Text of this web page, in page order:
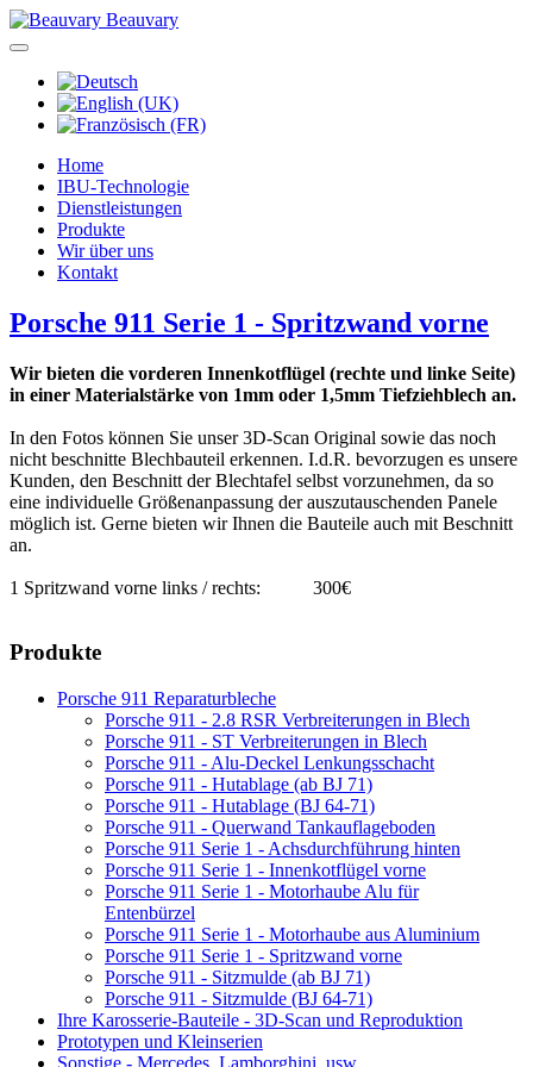
Beauvary
Home
IBU-Technologie
Dienstleistungen
Produkte
Wir über uns
Kontakt
Porsche 911 Serie 1 - Spritzwand vorne
Wir bieten die vorderen Innenkotflügel (rechte und linke Seite)
in einer Materialstärke von 1mm oder 1,5mm Tiefziehblech an.
In den Fotos können Sie unser 3D-Scan Original sowie das noch
nicht beschnitte Blechbauteil erkennen. I.d.R. bevorzugen es unsere
Kunden, den Beschnitt der Blechtafel selbst vorzunehmen, da so
eine individuelle Größenanpassung der auszutauschenden Panele
möglich ist. Gerne bieten wir Ihnen die Bauteile auch mit Beschnitt
an.
1 Spritzwand vorne links / rechts: 300€
Produkte
Porsche 911 Reparaturbleche
Porsche 911 - 2.8 RSR Verbreiterungen in Blech
Porsche 911 - ST Verbreiterungen in Blech
Porsche 911 - Alu-Deckel Lenkungsschacht
Porsche 911 - Hutablage (ab BJ 71)
Porsche 911 - Hutablage (BJ 64-71)
Porsche 911 - Querwand Tankauflageboden
Porsche 911 Serie 1 - Achsdurchführung hinten
Porsche 911 Serie 1 - Innenkotflügel vorne
Porsche 911 Serie 1 - Motorhaube Alu für
Entenbürzel
Porsche 911 Serie 1 - Motorhaube aus Aluminium
Porsche 911 Serie 1 - Spritzwand vorne
Porsche 911 - Sitzmulde (ab BJ 71)
Porsche 911 - Sitzmulde (BJ 64-71)
Ihre Karosserie-Bauteile - 3D-Scan und Reproduktion
Prototypen und Kleinserien
Sonstige - Mercedes, Lamborghini, usw.